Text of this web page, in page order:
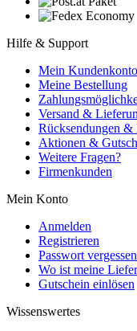
Hilfe & Support
Mein Kundenkonto
Meine Bestellung
Versand &
Rücksendungen &
Aktionen &
Weitere Fragen?
Firmenkunden
Mein Konto
Anmelden
Registrieren
Passwort
Wo ist meine
Gutschein einlösen
Wissenswertes